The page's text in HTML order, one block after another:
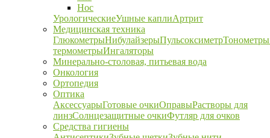
Нос
УрологическиеУшные каплиАртрит
Медицинская техника
ГлюкометрыНибулайзерыПульсоксиметрТонометры
термометрыИнгаляторы
Минерально-столовая, питьевая вода
Онкология
Ортопедия
Оптика
АксессуарыГотовые очкиОправыРастворы для
линзСолнцезащитные очкиФутляр для очков
Средства гигиены